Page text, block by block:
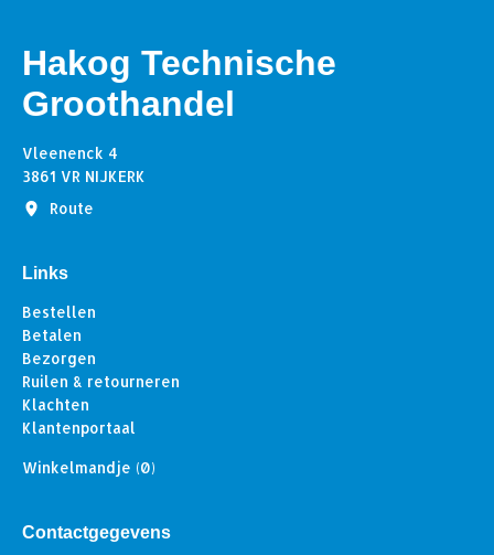
Hakog Technische
Groothandel
Vleenenck 4
3861 VR NIJKERK
Route
Links
Bestellen
Betalen
Bezorgen
Ruilen & retourneren
Klachten
Klantenportaal
Winkelmandje (0)
Contactgegevens